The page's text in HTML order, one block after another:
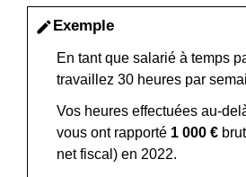
edit Exemple
En tant que salarié à temps
travaillez 30 heures par
Vos heures effectuées au-
vous ont rapporté 1 000 €
net fiscal) en 2022.